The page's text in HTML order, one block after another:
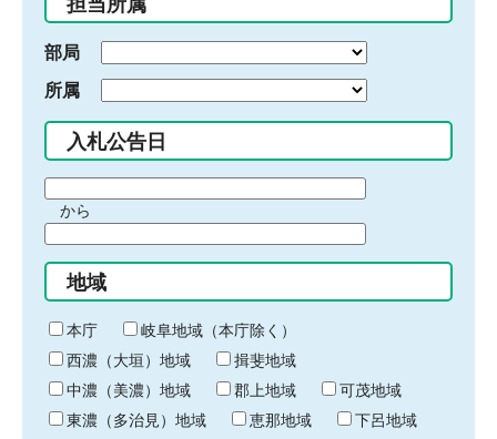
力
部局
所属
入札公告日
間
始
り
から
間
終
わ
り
地域
本庁
岐阜地域（本庁除く）
西濃（大垣）地域
揖斐地域
中濃（美濃）地域
郡上地域
可茂地域
東濃（多治見）地域
恵那地域
下呂地域